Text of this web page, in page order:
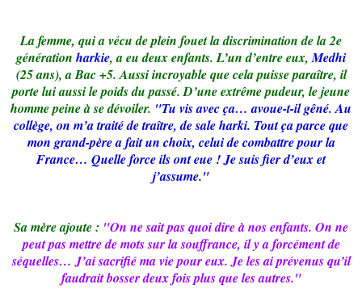
La femme, qui a vécu de plein fouet la discrimination de la 2e
génération harkie, a eu deux enfants. L’un d’entre eux,Medhi
(25 ans), a Bac +5. Aussi incroyable que cela puisse paraître, il
porte lui aussi le poids du passé. D’une extrême pudeur, le jeune
homme peine à se dévoiler. "Tu vis avec ça… avoue-t-il gêné. Au
collège, on m’a traité de traître, de sale harki. Tout ça parce que
mon grand-père a fait un choix, celui de combattre pour la
France… Quelle force ils ont eue ! Je suis fier d’eux et
j’assume."
Sa mère ajoute : "On ne sait pas quoi dire à nos enfants. On ne
peut pas mettre de mots sur la souffrance, il y a forcément de
séquelles… J’ai sacrifié ma vie pour eux. Je les ai prévenus qu’il
faudrait bosser deux fois plus que les autres."